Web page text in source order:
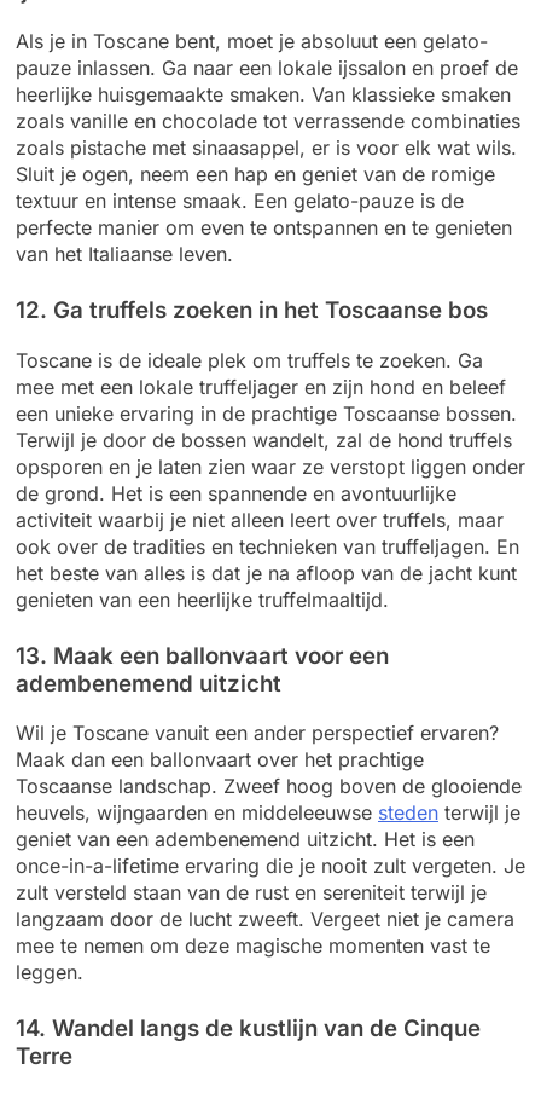
Als je in Toscane bent, moet je absoluut een gelato-
pauze inlassen. Ga naar een lokale ijssalon en proef de
heerlijke huisgemaakte smaken. Van klassieke smaken
zoals vanille en chocolade tot verrassende combinaties
zoals pistache met sinaasappel, er is voor elk wat wils.
Sluit je ogen, neem een hap en geniet van de romige
textuur en intense smaak. Een gelato-pauze is de
perfecte manier om even te ontspannen en te genieten
van het Italiaanse leven.
12. Ga truffels zoeken in het Toscaanse bos
Toscane is de ideale plek om truffels te zoeken. Ga
mee met een lokale truffeljager en zijn hond en beleef
een unieke ervaring in de prachtige Toscaanse bossen.
Terwijl je door de bossen wandelt, zal de hond truffels
opsporen en je laten zien waar ze verstopt liggen onder
de grond. Het is een spannende en avontuurlijke
activiteit waarbij je niet alleen leert over truffels, maar
ook over de tradities en technieken van truffeljagen. En
het beste van alles is dat je na afloop van de jacht kunt
genieten van een heerlijke truffelmaaltijd.
13. Maak een ballonvaart voor een
adembenemend uitzicht
Wil je Toscane vanuit een ander perspectief ervaren?
Maak dan een ballonvaart over het prachtige
Toscaanse landschap. Zweef hoog boven de glooiende
heuvels, wijngaarden en middeleeuwse steden terwijl je
geniet van een adembenemend uitzicht. Het is een
once-in-a-lifetime ervaring die je nooit zult vergeten. Je
zult versteld staan van de rust en sereniteit terwijl je
langzaam door de lucht zweeft. Vergeet niet je camera
mee te nemen om deze magische momenten vast te
leggen.
14. Wandel langs de kustlijn van de Cinque
Terre